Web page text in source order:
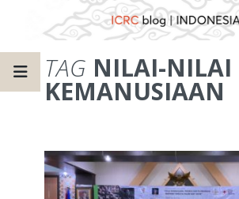
TAG NILAI-NILAI
KEMANUSIAAN